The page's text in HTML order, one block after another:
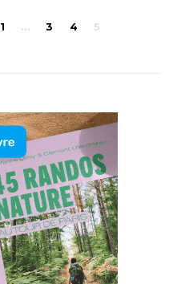
Navigation
1 … 3 4 5